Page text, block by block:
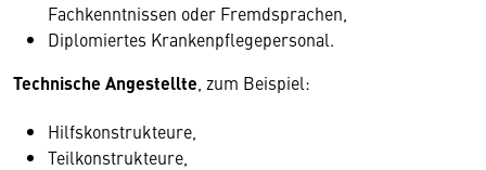
Fachkenntnissen oder Fremdsprachen,
Diplomiertes Krankenpflegepersonal.
Technische Angestellte , zum Beispiel:
Hilfskonstrukteure,
Teilkonstrukteure,